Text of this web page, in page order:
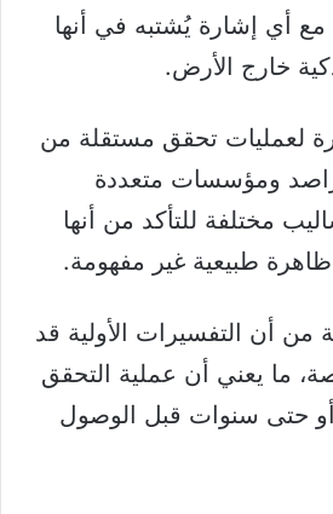
أي إشارة يُشتبه في أنها
خارج الأرض.
لعمليات تحقق مستقلة من
ومؤسسات متعددة
مختلفة للتأكد من أنها
طبيعية غير مفهومة.
من أن التفسيرات الأولية قد
ما يعني أن عملية التحقق
حتى سنوات قبل الوصول